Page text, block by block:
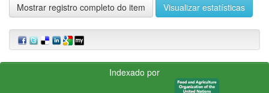
Mostrar registro completo do item Visualizar estatísticas
Indexado por